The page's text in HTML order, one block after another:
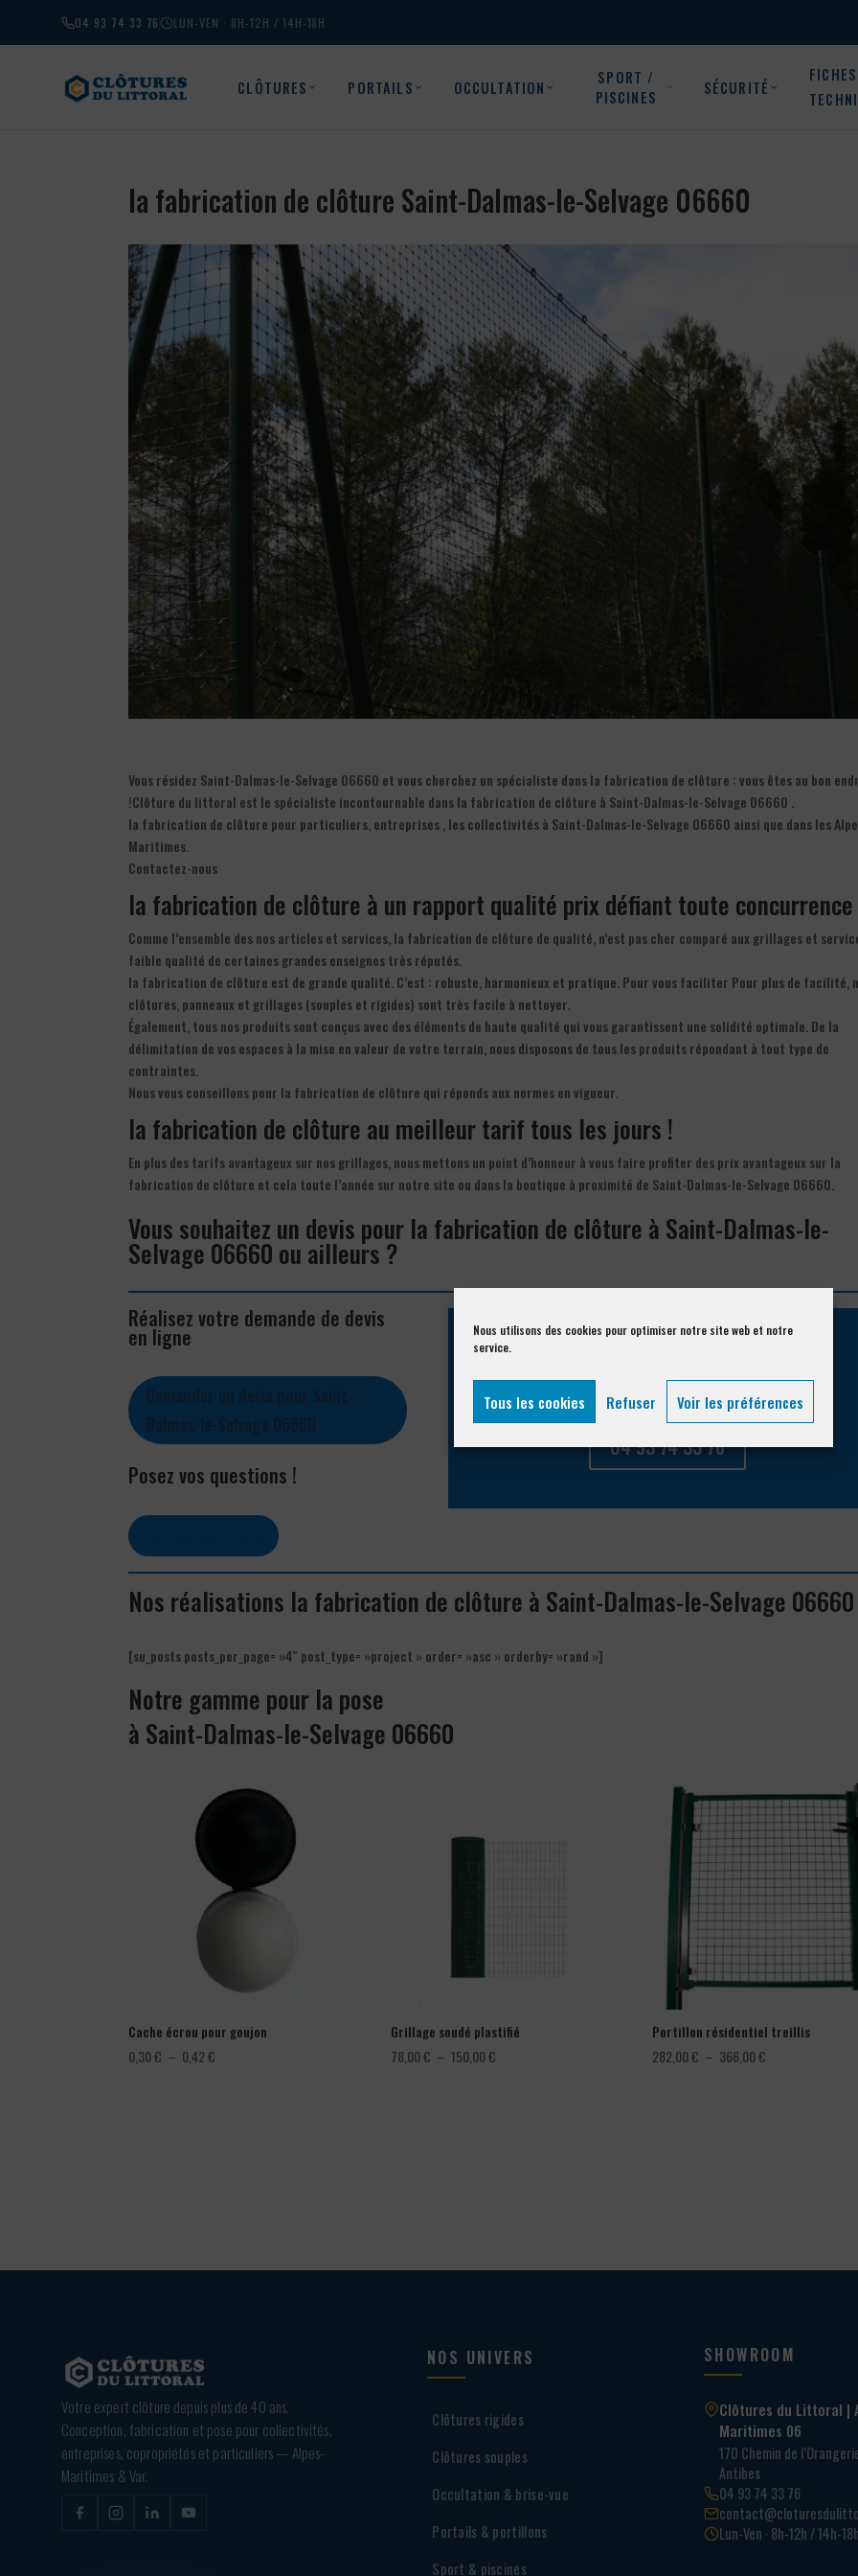
Nous utilisons des cookies pour optimiser notre site web et notre
service.
Tous les cookies Refuser Voir les préférences
04 93 74 33 76 LUN-VEN · 8H-12H / 14H-18H
CLÔTURES PORTAILS OCCULTATION
SPORT /
PISCINES
SÉCURITÉ
FICHES
la fabrication de clôture Saint-Dalmas-le-Selvage 06660
Vous résidez Saint-Dalmas-le-Selvage 06660 et vous cherchez un spécialiste dans la fabrication de clôture : vous êtes au bon
!Clôture du littoral est le spécialiste incontournable dans la fabrication de clôture à Saint-Dalmas-le-Selvage 06660 .
la fabrication de clôture pour particuliers, entreprises , les collectivités à Saint-Dalmas-le-Selvage 06660 ainsi que dans les
Maritimes.
Contactez-nous
la fabrication de clôture à un rapport qualité prix défiant toute
Comme l’ensemble des nos articles et services, la fabrication de clôture de qualité, n’est pas cher comparé aux grillages et
faible qualité de certaines grandes enseignes très réputés.
la fabrication de clôture est de grande qualité. C’est : robuste, harmonieux et pratique. Pour vous faciliter Pour plus de facilité,
clôtures, panneaux et grillages (souples et rigides) sont très facile à nettoyer.
Également, tous nos produits sont conçus avec des éléments de haute qualité qui vous garantissent une solidité optimale. De la
délimitation de vos espaces à la mise en valeur de votre terrain, nous disposons de tous les produits répondant à tout type de
contraintes.
Nous vous conseillons pour la fabrication de clôture qui réponds aux normes en vigueur.
la fabrication de clôture au meilleur tarif tous les jours !
En plus des tarifs avantageux sur nos grillages, nous mettons un point d’honneur à vous faire profiter des prix avantageux sur la
fabrication de clôture et cela toute l’année sur notre site ou dans la boutique à proximité de Saint-Dalmas-le-Selvage 06660.
Vous souhaitez un devis pour la fabrication de clôture à Saint-Dalmas-le-
Selvage 06660 ou ailleurs ?
Réalisez votre demande de devis
en ligne
Posez vos questions !
Vous souhaitez avoir des informations complémentaires ?
04 93 74 33 76
Nos réalisations la fabrication de clôture à Saint-Dalmas-le-Selvage 06660
[su_posts posts_per_page= »4″ post_type= »project » order= »asc » orderby= »rand »]
Notre gamme pour la pose
à Saint-Dalmas-le-Selvage 06660
Cache écrou pour goujon
0,30€ – 0,42€
Grillage soudé plastifié
78,00€ – 150,00€Plage
Portillon résidentiel treillis
282,00€ – 366,00€
Votre expert clôture depuis plus de 40 ans.
Conception, fabrication et pose pour collectivités,
entreprises, copropriétés et particuliers — Alpes-
Maritimes & Var.
NOS UNIVERS
Clôtures rigides
Clôtures souples
Occultation & brise-vue
Portails & portillons
Sport & piscines
SHOWROOM
Clôtures du Littoral |
Maritimes 06
170 Chemin de
Antibes
04 93 74 33 76
Lun-Ven · 8h-12h / 14h-18h